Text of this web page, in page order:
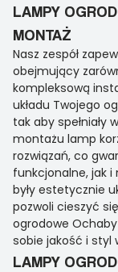
LAMPY
MONTAŻ
Nasz zespół
obejmujący
kompleksową
układu Twojego
tak aby spełniały
montażu lamp
rozwiązań, co
funkcjonalne, jak
były estetycznie
pozwoli cieszyć
ogrodowe
sobie jakość i styl
LAMPY